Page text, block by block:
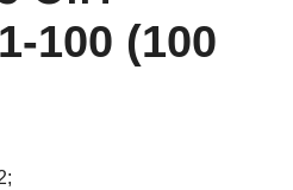
100 (100